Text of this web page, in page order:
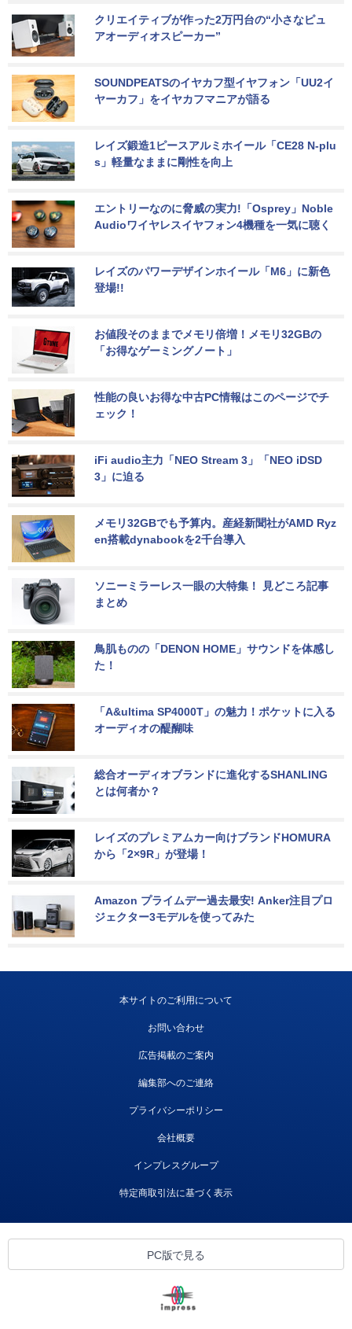
クリエイティブが作った2万円台の“小さなピュ
アオーディオスピーカー”
SOUNDPEATSのイヤカフ型イヤフォン「UU2イ
ヤーカフ」をイヤカフマニアが語る
レイズ鍛造1ピースアルミホイール「CE28 N-plu
s」軽量なままに剛性を向上
エントリーなのに脅威の実力!「Osprey」Noble
Audioワイヤレスイヤフォン4機種を一気に聴く
レイズのパワーデザインホイール「M6」に新色
登場!!
お値段そのままでメモリ倍増！メモリ32GBの
「お得なゲーミングノート」
性能の良いお得な中古PC情報はこのページでチ
ェック！
iFi audio主力「NEO Stream 3」「NEO iDSD
3」に迫る
メモリ32GBでも予算内。産経新聞社がAMD Ryz
en搭載dynabookを2千台導入
ソニーミラーレス一眼の大特集！ 見どころ記事
まとめ
鳥肌ものの「DENON HOME」サウンドを体感し
た！
「A&ultima SP4000T」の魅力！ポケットに入る
オーディオの醍醐味
総合オーディオブランドに進化するSHANLING
とは何者か？
レイズのプレミアムカー向けブランドHOMURA
から「2×9R」が登場！
Amazon プライムデー過去最安! Anker注目プロ
ジェクター3モデルを使ってみた
本サイトのご利用について
お問い合わせ
広告掲載のご案内
編集部へのご連絡
プライバシーポリシー
会社概要
インプレスグループ
特定商取引法に基づく表示
PC版で見る